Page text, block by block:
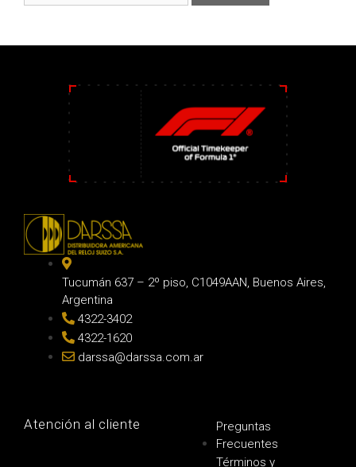
Tucumán 637 – 2º piso, C1049AAN, Buenos Aires,
Argentina
4322-3402
4322-1620
darssa@darssa.com.ar
Atención al cliente
Preguntas
Frecuentes
Términos y